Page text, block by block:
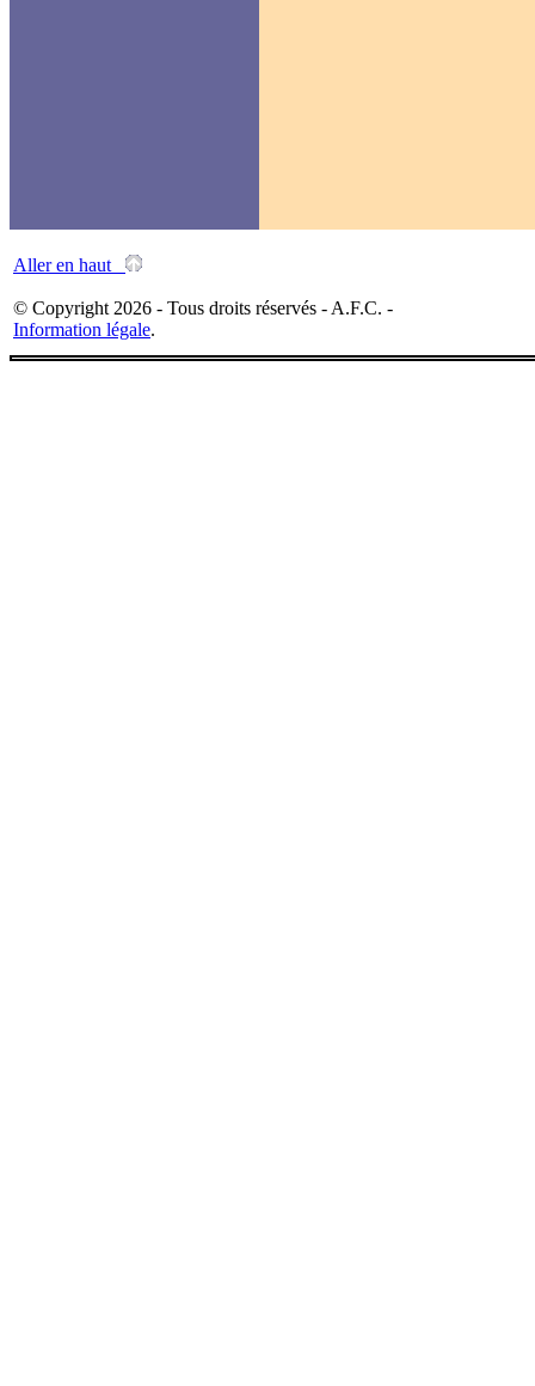
Aller en haut
© Copyright 2026 - Tous droits réservés - A.F.C. -
Information légale.